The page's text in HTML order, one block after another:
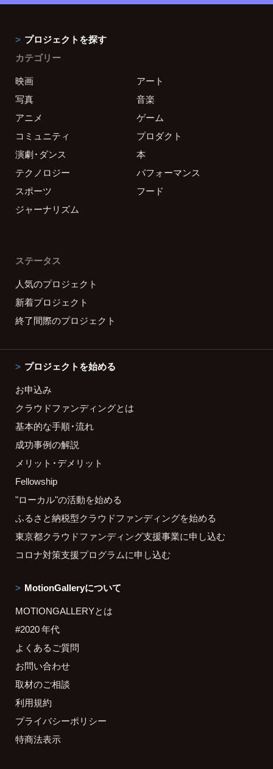
プロジェクトを探す
カテゴリー
映画
アート
写真
音楽
アニメ
ゲーム
コミュニティ
プロダクト
演劇・ダンス
本
テクノロジー
パフォーマンス
スポーツ
フード
ジャーナリズム
ステータス
人気のプロジェクト
新着プロジェクト
終了間際のプロジェクト
プロジェクトを始める
お申込み
クラウドファンディングとは
基本的な手順・流れ
成功事例の解説
メリット・デメリット
Fellowship
"ローカル"の活動を始める
ふるさと納税型クラウドファンディングを始める
東京都クラウドファンディング支援事業に申し込む
コロナ対策支援プログラムに申し込む
MotionGalleryについて
MOTIONGALLERYとは
#2020 年代
よくあるご質問
お問い合わせ
取材のご相談
利用規約
プライバシーポリシー
特商法表示